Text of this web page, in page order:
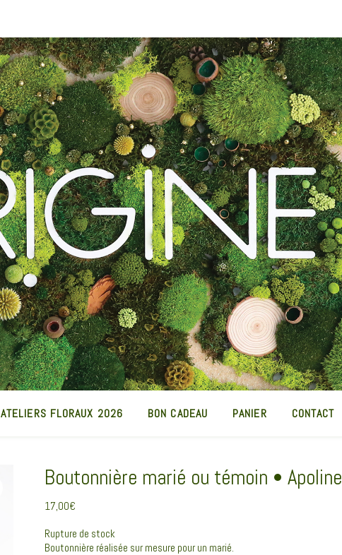
ATELIERS FLORAUX 2026 BON CADEAU PANIER CONTACT
Boutonnière marié ou témoin • Apoline
17,00€
Rupture de stock
Boutonnière réalisée sur mesure pour un marié.